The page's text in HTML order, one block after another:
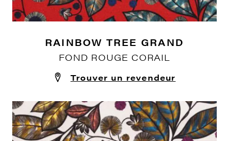
RAINBOW TREE GRAND
FOND ROUGE CORAIL
Trouver un revendeur